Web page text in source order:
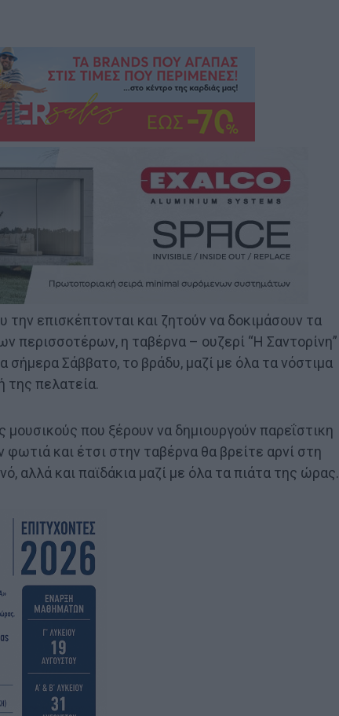
την επισκέπτονται και ζητούν να δοκιμάσουν τα
περισσοτέρων, η ταβέρνα – ουζερί “Η Σαντορίνη”
Σάββατο, το βράδυ, μαζί με όλα τα νόστιμα
της πελατεία.
που ξέρουν να δημιουργούν παρεΐστικη
και έτσι στην ταβέρνα θα βρείτε αρνί στη
αλλά και παϊδάκια μαζί με όλα τα πιάτα της ώρας.